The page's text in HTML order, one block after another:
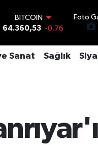
64.360,53
DOLAR
EURO
13.887
64
Foto
Sanat Sağlık